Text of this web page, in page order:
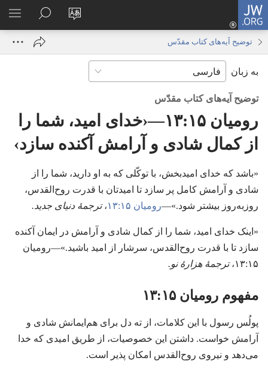
JW.ORG
زبان
را
ورود
باز
JW.ORG
جستجو
توضیح آیه‌های کتاب مقدّس
به زبان
توضیح آیه‌های کتاب مقدّس
رومیان ۱۵:‏۱۳—‏‹خدای امید،‏ شما را
از کمال شادی و آرامش آکنده سازد›‏
‏«باشد که خدای امیدبخش،‏ با توکّلی که به او دارید،‏ شما را از
شادی و آرامش کامل پر سازد تا امیدتان با قدرت روح‌القدس،‏
روزبه‌روز بیشتر شود.‏»—‏رومیان ۱۵:‏۱۳ ‏،‏ترجمهٔ دنیای جدید.‏
‏«اینک خدای امید،‏ شما را از کمال شادی و آرامش در ایمان آکنده
سازد تا با قدرت روح‌القدس،‏ سرشار از امید باشید.‏»—‏رومیان
۱۵:‏۱۳،‏
ترجمهٔ هزارهٔ نو.‏
مفهوم رومیان ۱۵:‏۱۳
پولُس رسول با این کلامات،‏ از ته دل برای هم‌ایمانش شادی و
آرامش خواست.‏ داشتن این خصوصیات،‏ از طریق امیدی که خدا
می‌دهد و نیروی روح‌القدس امکان پذیر است.‏